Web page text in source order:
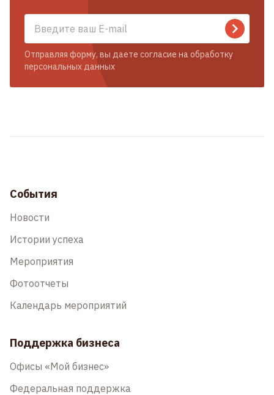
Отправляя форму, вы даете согласие на обработку
персональных данных
События
Новости
Истории успеха
Мероприятия
Фотоотчеты
Календарь мероприятий
Поддержка бизнеса
Офисы «Мой бизнес»
Федеральная поддержка